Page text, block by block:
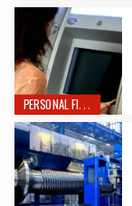
PERSONAL FINANCE